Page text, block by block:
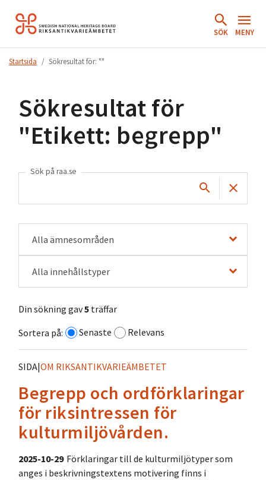
Hoppa
till
SÖK MENY
Startsida Sökresultat för: ""
Sökresultat för
"Etikett: begrepp"
Sök på raa.se
Alla ämnesområden
Alla innehållstyper
Din sökning gav5 träffar
Sortera på:
Senaste Relevans
SIDA|OM RIKSANTIKVARIEÄMBETET
Begrepp och ordförklaringar
för riksintressen för
kulturmiljövården.
2025-10-29 Förklaringar till de kulturmiljötyper som
anges i beskrivningstextens motivering finns i